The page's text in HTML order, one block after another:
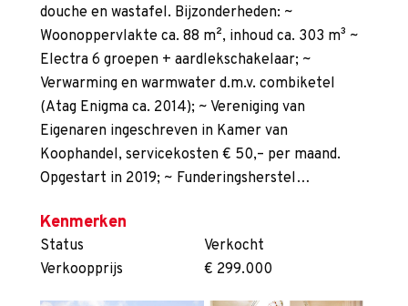
douche en wastafel. Bijzonderheden: ~
Woonoppervlakte ca. 88 m², inhoud ca. 303 m³ ~
Electra 6 groepen + aardlekschakelaar; ~
Verwarming en warmwater d.m.v. combiketel
(Atag Enigma ca. 2014); ~ Vereniging van
Eigenaren ingeschreven in Kamer van
Koophandel, servicekosten € 50,– per maand.
Opgestart in 2019; ~ Funderingsherstel…
Kenmerken
Status
Verkocht
Verkoopprijs
€ 299.000